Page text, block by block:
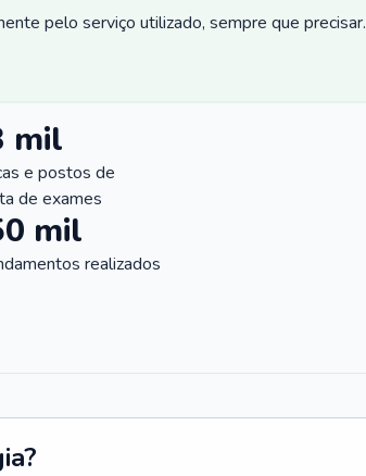
pelo serviço utilizado, sempre que precisar.
mil
e postos de
de exames
mil
realizados